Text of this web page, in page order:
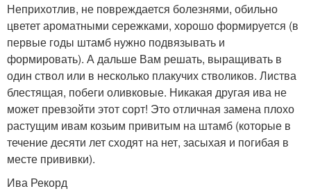
Неприхотлив, не повреждается болезнями, обильно
цветет ароматными сережками, хорошо формируется (в
первые годы штамб нужно подвязывать и
формировать). А дальше Вам решать, выращивать в
один ствол или в несколько плакучих стволиков. Листва
блестящая, побеги оливковые. Никакая другая ива не
может превзойти этот сорт! Это отличная замена плохо
растущим ивам козьим привитым на штамб (которые в
течение десяти лет сходят на нет, засыхая и погибая в
месте прививки).
Ива Рекорд